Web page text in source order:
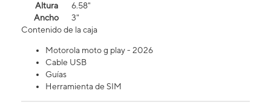
Altura
6.58"
Ancho
3"
Contenido de la caja
Motorola moto g play - 2026
Cable USB
Guías
Herramienta de SIM